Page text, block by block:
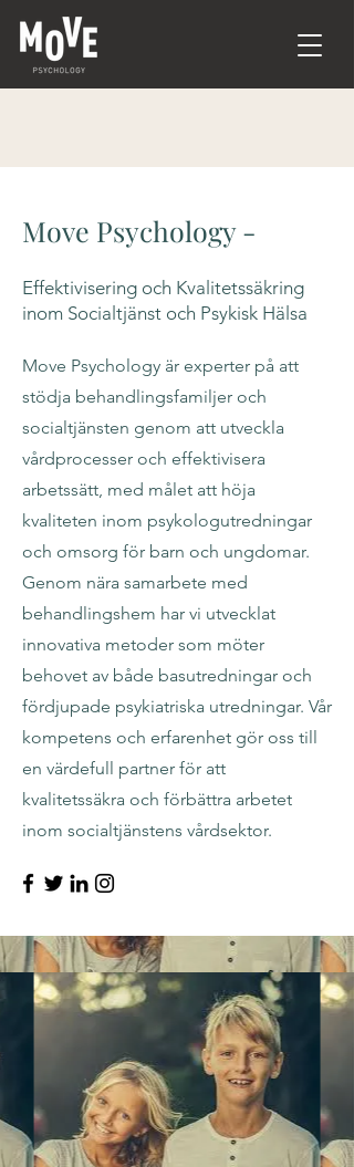
Move Psychology -
Effektivisering och Kvalitetssäkring
inom Socialtjänst och Psykisk Hälsa
Move Psychology är experter på att
stödja behandlingsfamiljer och
socialtjänsten genom att utveckla
vårdprocesser och effektivisera
arbetssätt, med målet att höja
kvaliteten inom psykologutredningar
och omsorg för barn och ungdomar.
Genom nära samarbete med
behandlingshem har vi utvecklat
innovativa metoder som möter
behovet av både basutredningar och
fördjupade psykiatriska utredningar. Vår
kompetens och erfarenhet gör oss till
en värdefull partner för att
kvalitetssäkra och förbättra arbetet
inom socialtjänstens vårdsektor.